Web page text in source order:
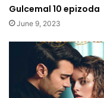
Gulcemal 10 epizoda
June 9, 2023